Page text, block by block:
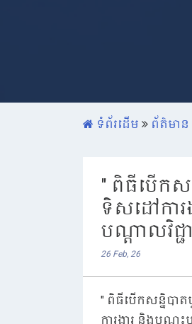
ទំព័រដើម ព័ត៌មាន
" ពិធីបើកស
ទិសដៅការ
បណ្តាលវិជ្ជ
26 Feb, 26
" ពិធីបើកសន្និបា
ការងារ និងបណ្តុះ